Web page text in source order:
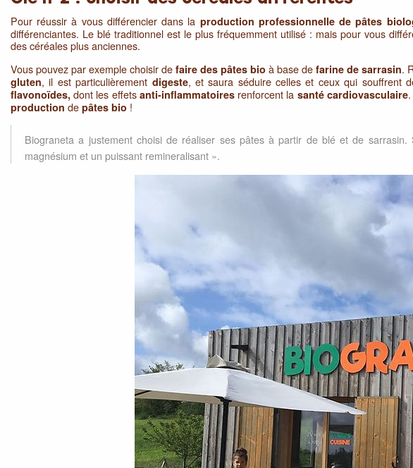
Pour réussir à vous différencier dans la production professionnelle de pâtes
différenciantes. Le blé traditionnel est le plus fréquemment utilisé : mais pour vous
des céréales plus anciennes.
Vous pouvez par exemple choisir defaire des pâtes bio à base defarine de sarrasin.
gluten, il est particulièrement digeste, et saura séduire celles et ceux qui souffrent
flavonoïdes, dont les effets anti-inflammatoires renforcent la santé cardiovasculaire
production de pâtes bio !
Biograneta a justement choisi de réaliser ses pâtes à partir de blé et de
magnésium et un puissant remineralisant ».